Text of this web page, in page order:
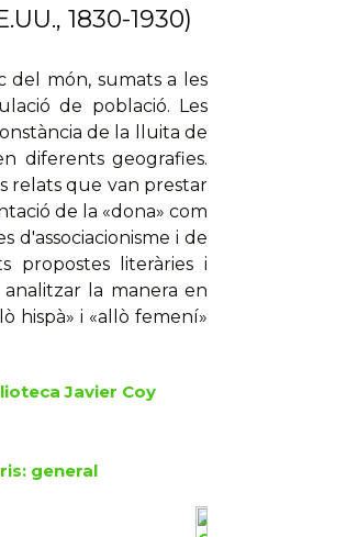
1830-1930)
del món, sumats a les
de població. Les
de la lluita de
diferents geografies.
relats que van prestar
de la «dona» com
d'associacionisme i de
propostes literàries i
la manera en
hispà» i «allò femení»
Javier Coy
general